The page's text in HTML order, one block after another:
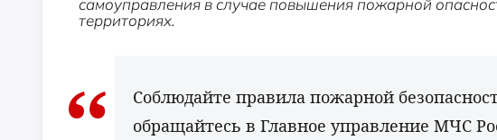
самоуправления в случае повышения пожарной
территориях.
Соблюдайте правила пожарной
обращайтесь в Главное управление МЧС